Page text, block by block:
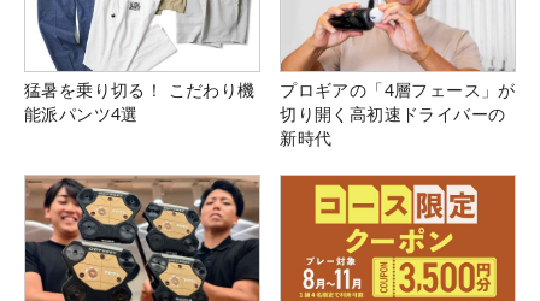
猛暑を乗り切る！ こだわり機
能派パンツ4選
プロギアの「4層フェース」が
切り開く高初速ドライバーの
新時代